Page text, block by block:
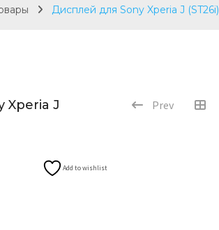
Дисплей для Sony Xperia J (ST26i)
Prev
Xperia J
Add to wishlist